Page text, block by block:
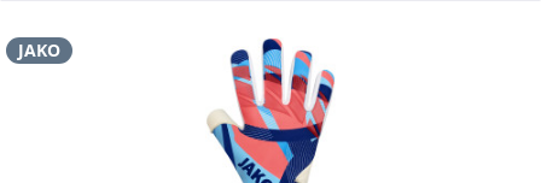
JAKO